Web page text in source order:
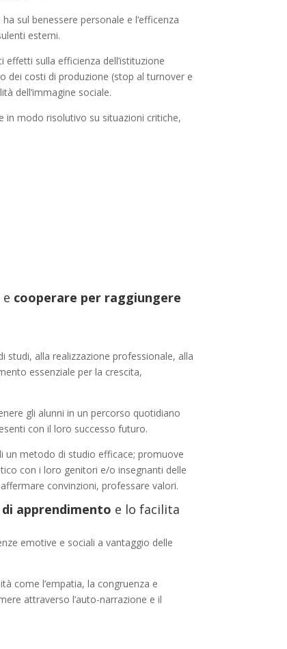
sul benessere personale e l’efficenza
esterni.
sulla efficienza dell’istituzione
dei costi di produzione (stop al turnover e
dell’immagine sociale.
in modo risolutivo su situazioni critiche,
cooperare per raggiungere
alla realizzazione professionale, alla
essenziale per la crescita,
gli alunni in un percorso quotidiano
con il loro successo futuro.
un metodo di studio efficace; promuove
con i loro genitori e/o insegnanti delle
convinzioni, professare valori.
apprendimento e lo facilita
emotive e sociali a vantaggio delle
come l’empatia, la congruenza e
attraverso l’auto-narrazione e il